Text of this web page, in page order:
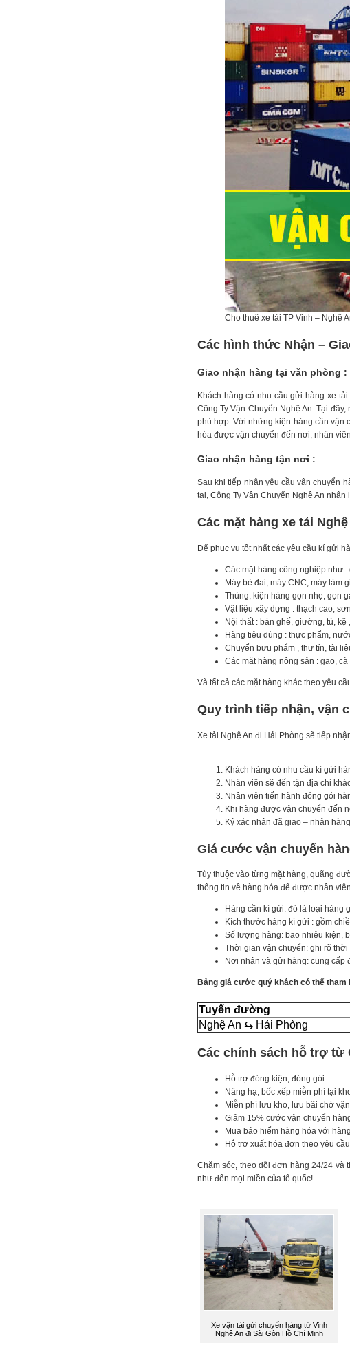
Cho thuê xe tải TP Vinh – Nghệ
Các hình thức Nhận –
Giao nhận hàng tại văn phòng :
Khách hàng có nhu cầu gửi hàng xe
Công Ty Vận Chuyển Nghệ An. Tại
phù hợp. Với những kiện hàng cần vận
hóa được vận chuyển đến nơi, nhân
Giao nhận hàng tận nơi :
Sau khi tiếp nhận yêu cầu vận chuyển
tại, Công Ty Vận Chuyển Nghệ An
Các mặt hàng xe tải
Để phục vụ tốt nhất các yêu cầu kí gửi
Các mặt hàng công nghiệp như :
Máy bẻ đai, máy CNC, máy làm
Thùng, kiện hàng gọn nhẹ, gọn
Vật liệu xây dựng : thạch cao,
Nội thất : bàn ghế, giường, tủ, kệ
Hàng tiêu dùng : thực phẩm,
Chuyển bưu phẩm , thư tín, tài
Các mặt hàng nông sản : gạo, cà
Và tất cả các mặt hàng khác theo yêu
Quy trình tiếp nhận, vận
Xe tải Nghệ An đi Hải Phòng sẽ tiếp
Khách hàng có nhu cầu kí gửi
Nhân viên sẽ đến tận địa chỉ
Nhân viên tiến hành đóng gói
Khi hàng được vận chuyển đến
Ký xác nhận đã giao – nhận
Giá cước vận chuyển
Tùy thuộc vào từng mặt hàng, quãng
thông tin về hàng hóa để được nhân
Hàng cần kí gửi: đó là loại hàng
Kích thước hàng kí gửi : gồm
Số lượng hàng: bao nhiêu kiện,
Thời gian vận chuyển: ghi rõ
Nơi nhận và gửi hàng: cung cấp
Bảng giá cước quý khách có thể tham
Tuyến đường
Nghệ An ⇆ Hải Phòng
Các chính sách hỗ trợ từ
Hỗ trợ đóng kiện, đóng gói
Nâng hạ, bốc xếp miễn phí tại
Miễn phí lưu kho, lưu bãi chờ
Giảm 15% cước vận chuyển
Mua bảo hiểm hàng hóa với
Hỗ trợ xuất hóa đơn theo yêu cầu
Chăm sóc, theo dõi đơn hàng 24/24 và
như đến mọi miền của tổ quốc!
Xe vận tải gửi chuyển hàng từ Vinh
Nghệ An đi Sài Gòn Hồ Chí Minh